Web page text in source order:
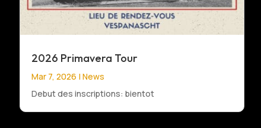
2026 Primavera Tour
Mar 7, 2026 |News
Debut des inscriptions: bientot